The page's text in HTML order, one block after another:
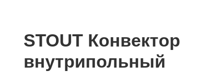
STOUT Конвектор
внутрипольный